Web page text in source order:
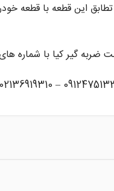
این قطعه با قطعه
ضربه گیر کیا با شماره